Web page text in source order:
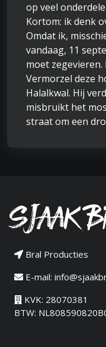
op veel
Kortom: ik denk
Omdat ik,
vandaag, 11
moet
Vermorzel deze
Halalkwal. Hij
misbruikt het
straat om een
Bral Producties
E-mail:
KVK: 28070381
BTW: